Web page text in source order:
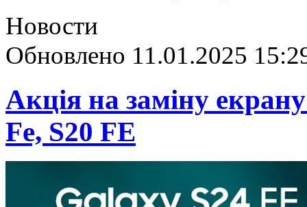
Новости
Обновлено 11.01.2025
Акція на заміну
Fe, S20 FE